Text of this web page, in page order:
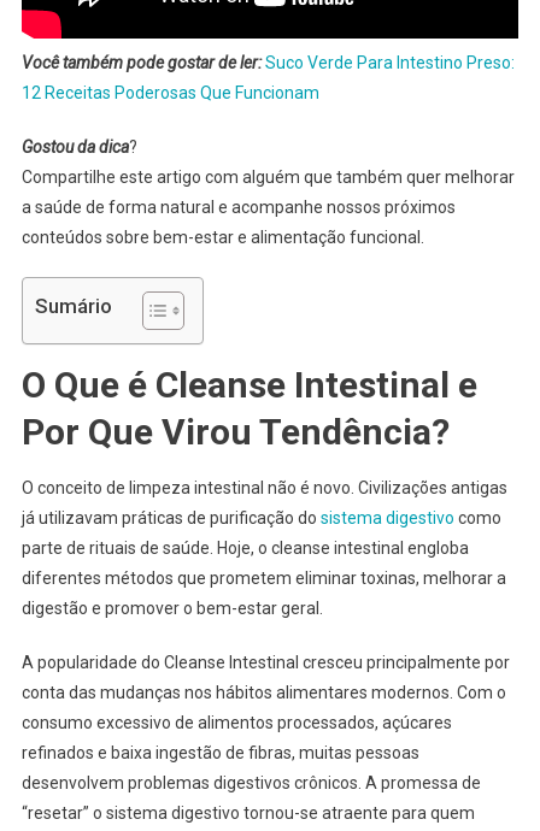
Você também pode gostar de ler:Suco Verde Para Intestino Preso:
12 Receitas Poderosas Que Funcionam
Gostou da dica?
Compartilhe este artigo com alguém que também quer melhorar
a saúde de forma natural e acompanhe nossos próximos
conteúdos sobre bem-estar e alimentação funcional.
Sumário
O Que é Cleanse Intestinal e
Por Que Virou Tendência?
O conceito de limpeza intestinal não é novo. Civilizações antigas
já utilizavam práticas de purificação do sistema digestivo como
parte de rituais de saúde. Hoje, o cleanse intestinal engloba
diferentes métodos que prometem eliminar toxinas, melhorar a
digestão e promover o bem-estar geral.
A popularidade do Cleanse Intestinal cresceu principalmente por
conta das mudanças nos hábitos alimentares modernos. Com o
consumo excessivo de alimentos processados, açúcares
refinados e baixa ingestão de fibras, muitas pessoas
desenvolvem problemas digestivos crônicos. A promessa de
“resetar” o sistema digestivo tornou-se atraente para quem